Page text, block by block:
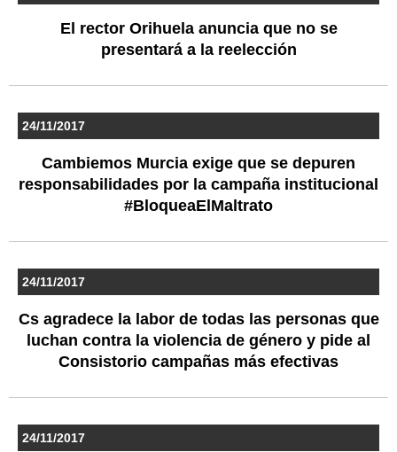
El rector Orihuela anuncia que no se
presentará a la reelección
24/11/2017
Cambiemos Murcia exige que se depuren
responsabilidades por la campaña institucional
#BloqueaElMaltrato
24/11/2017
Cs agradece la labor de todas las personas que
luchan contra la violencia de género y pide al
Consistorio campañas más efectivas
24/11/2017